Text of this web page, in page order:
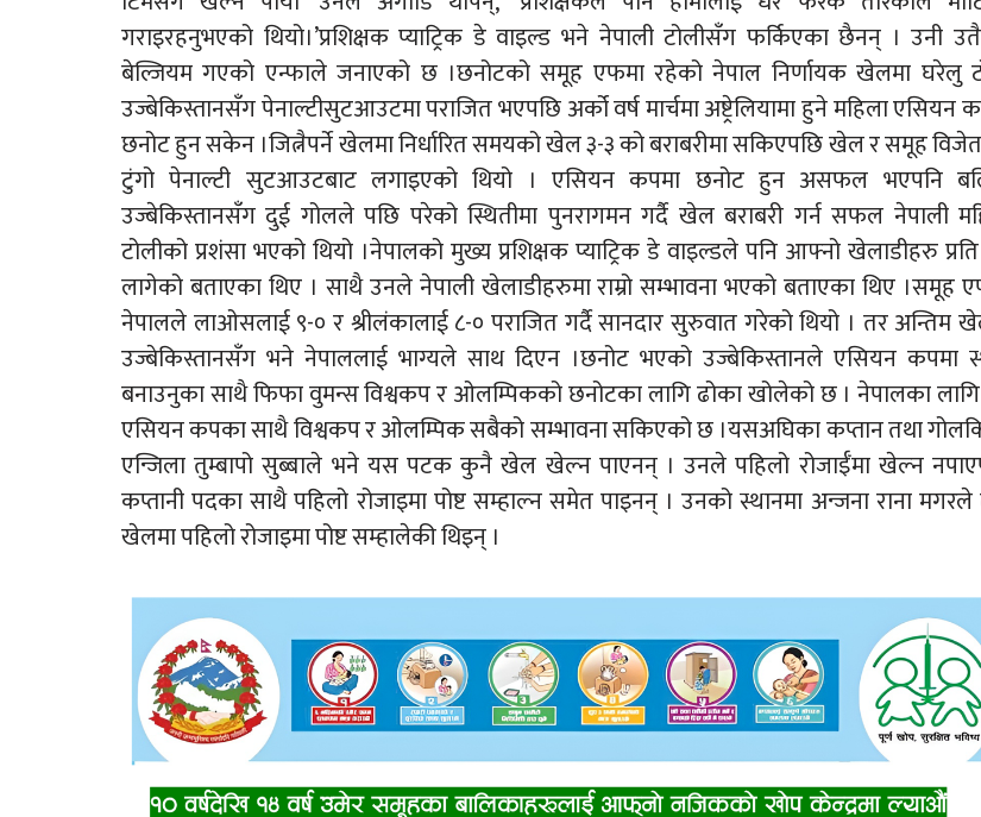
गराइरहनुभएको थियो।’प्रशिक्षक प्याट्रिक डे वाइल्ड भने नेपाली टोलीसँग फर्किएका छैनन् । उनी
बेल्जियम गएको एन्फाले जनाएको छ ।छनोटको समूह एफमा रहेको नेपाल निर्णायक खेलमा घरेलु
उज्बेकिस्तानसँग पेनाल्टीसुटआउटमा पराजित भएपछि अर्को वर्ष मार्चमा अष्ट्रेलियामा हुने महिला एसियन
छनोट हुन सकेन ।जित्नैपर्ने खेलमा निर्धारित समयको खेल ३-३ को बराबरीमा सकिएपछि खेल र समूह
टुंगो पेनाल्टी सुटआउटबाट लगाइएको थियो । एसियन कपमा छनोट हुन असफल भएपनि
उज्बेकिस्तानसँग दुई गोलले पछि परेको स्थितीमा पुनरागमन गर्दै खेल बराबरी गर्न सफल नेपाली
टोलीको प्रशंसा भएको थियो ।नेपालको मुख्य प्रशिक्षक प्याट्रिक डे वाइल्डले पनि आफ्नो खेलाडीहरु प्रति
लागेको बताएका थिए । साथै उनले नेपाली खेलाडीहरुमा राम्रो सम्भावना भएको बताएका थिए ।समूह
नेपालले लाओसलाई ९-० र श्रीलंकालाई ८-० पराजित गर्दै सानदार सुरुवात गरेको थियो । तर अन्तिम
उज्बेकिस्तानसँग भने नेपाललाई भाग्यले साथ दिएन ।छनोट भएको उज्बेकिस्तानले एसियन कपमा
बनाउनुका साथै फिफा वुमन्स विश्वकप र ओलम्पिकको छनोटका लागि ढोका खोलेको छ । नेपालका
एसियन कपका साथै विश्वकप र ओलम्पिक सबैको सम्भावना सकिएको छ ।यसअघिका कप्तान तथा
एन्जिला तुम्बापो सुब्बाले भने यस पटक कुनै खेल खेल्न पाएनन् । उनले पहिलो रोजाईँमा खेल्न
कप्तानी पदका साथै पहिलो रोजाइमा पोष्ट सम्हाल्न समेत पाइनन् । उनको स्थानमा अन्जना राना मगरले
खेलमा पहिलो रोजाइमा पोष्ट सम्हालेकी थिइन् ।